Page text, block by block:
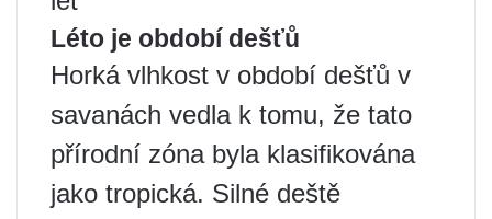
Léto je období dešťů
Horká vlhkost v období dešťů v
savanách vedla k tomu, že tato
přírodní zóna byla klasifikována
jako tropická. Silné deště